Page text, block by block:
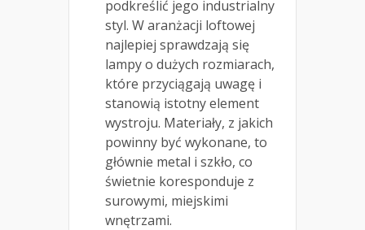
podkreślić jego industrialny
styl. W aranżacji loftowej
najlepiej sprawdzają się
lampy o dużych rozmiarach,
które przyciągają uwagę i
stanowią istotny element
wystroju. Materiały, z jakich
powinny być wykonane, to
głównie metal i szkło, co
świetnie koresponduje z
surowymi, miejskimi
wnętrzami.